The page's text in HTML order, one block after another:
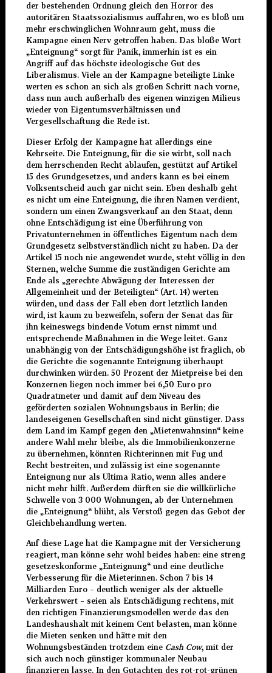
der bestehenden Ordnung gleich den Horror des
autoritären Staatssozialismus auffahren, wo es bloß um
mehr erschwinglichen Wohnraum geht, muss die
Kampagne einen Nerv getroffen haben. Das bloße Wort
„Enteignung“ sorgt für Panik, immerhin ist es ein
Angriff auf das höchste ideologische Gut des
Liberalismus. Viele an der Kampagne beteiligte Linke
werten es schon an sich als großen Schritt nach vorne,
dass nun auch außerhalb des eigenen winzigen Milieus
wieder von Eigentumsverhältnissen und
Vergesellschaftung die Rede ist.
Dieser Erfolg der Kampagne hat allerdings eine
Kehrseite. Die Enteignung, für die sie wirbt, soll nach
dem herrschenden Recht ablaufen, gestützt auf Artikel
15 des Grundgesetzes, und anders kann es bei einem
Volksentscheid auch gar nicht sein. Eben deshalb geht
es nicht um eine Enteignung, die ihren Namen verdient,
sondern um einen Zwangsverkauf an den Staat, denn
ohne Entschädigung ist eine Überführung von
Privatunternehmen in öffentliches Eigentum nach dem
Grundgesetz selbstverständlich nicht zu haben. Da der
Artikel 15 noch nie angewendet wurde, steht völlig in den
Sternen, welche Summe die zuständigen Gerichte am
Ende als „gerechte Abwägung der Interessen der
Allgemeinheit und der Beteiligten“ (Art. 14) werten
würden, und dass der Fall eben dort letztlich landen
wird, ist kaum zu bezweifeln, sofern der Senat das für
ihn keineswegs bindende Votum ernst nimmt und
entsprechende Maßnahmen in die Wege leitet. Ganz
unabhängig von der Entschädigungshöhe ist fraglich, ob
die Gerichte die sogenannte Enteignung überhaupt
durchwinken würden. 50 Prozent der Mietpreise bei den
Konzernen liegen noch immer bei 6,50 Euro pro
Quadratmeter und damit auf dem Niveau des
geförderten sozialen Wohnungsbaus in Berlin; die
landeseigenen Gesellschaften sind nicht günstiger. Dass
dem Land im Kampf gegen den „Mietenwahnsinn“ keine
andere Wahl mehr bleibe, als die Immobilienkonzerne
zu übernehmen, könnten Richterinnen mit Fug und
Recht bestreiten, und zulässig ist eine sogenannte
Enteignung nur als Ultima Ratio, wenn alles andere
nicht mehr hilft. Außerdem dürften sie die willkürliche
Schwelle von 3 000 Wohnungen, ab der Unternehmen
die „Enteignung“ blüht, als Verstoß gegen das Gebot der
Gleichbehandlung werten.
Auf diese Lage hat die Kampagne mit der Versicherung
reagiert, man könne sehr wohl beides haben: eine streng
gesetzeskonforme „Enteignung“ und eine deutliche
Verbesserung für die Mieterinnen. Schon 7 bis 14
Milliarden Euro – deutlich weniger als der aktuelle
Verkehrswert – seien als Entschädigung rechtens, mit
den richtigen Finanzierungsmodellen werde das den
Landeshaushalt mit keinem Cent belasten, man könne
die Mieten senken und hätte mit den
Wohnungsbeständen trotzdem eine Cash Cow, mit der
sich auch noch günstiger kommunaler Neubau
finanzieren lasse. In den Gutachten des rot-rot-grünen